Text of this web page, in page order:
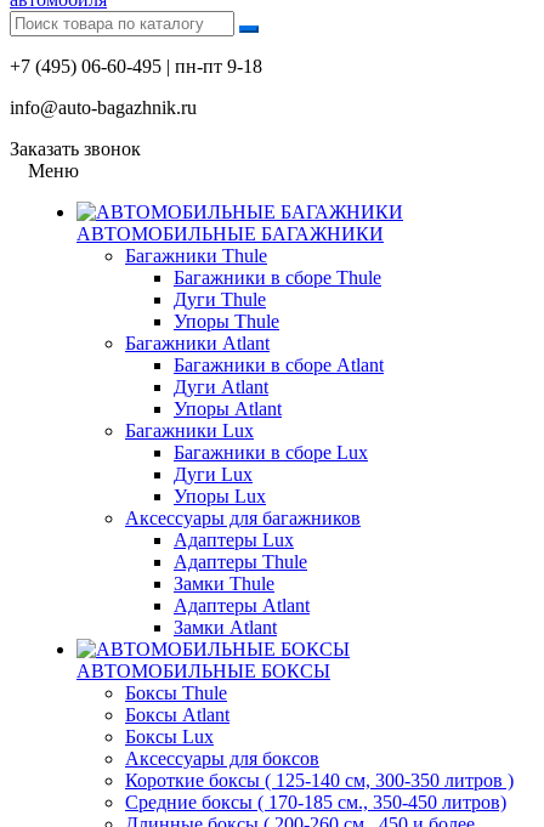
+7 (495) 06-60-495 | пн-пт 9-18
info@auto-bagazhnik.ru
Заказать звонок
Меню
АВТОМОБИЛЬНЫЕ БАГАЖНИКИ
Багажники Thule
Багажники в сборе Thule
Дуги Thule
Упоры Thule
Багажники Atlant
Багажники в сборе Atlant
Дуги Atlant
Упоры Atlant
Багажники Lux
Багажники в сборе Lux
Дуги Lux
Упоры Lux
Аксессуары для багажников
Адаптеры Lux
Адаптеры Thule
Замки Thule
Адаптеры Atlant
Замки Atlant
АВТОМОБИЛЬНЫЕ БОКСЫ
Боксы Thule
Боксы Atlant
Боксы Lux
Аксессуары для боксов
Короткие боксы ( 125-140 см, 300-350 литров )
Средние боксы ( 170-185 см., 350-450 литров)